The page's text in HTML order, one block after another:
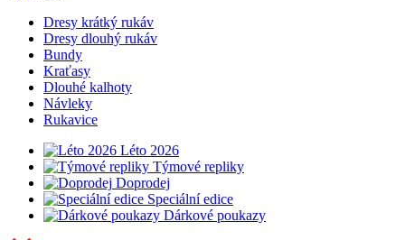
Dresy krátký rukáv
Dresy dlouhý rukáv
Bundy
Kraťasy
Dlouhé kalhoty
Návleky
Rukavice
Léto 2026
Týmové repliky
Doprodej
Speciální edice
Dárkové poukazy